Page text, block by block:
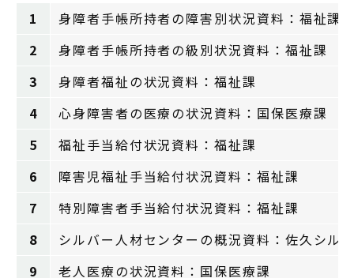
1
身障者手帳所持者の障害別状況資料：福祉課
2
身障者手帳所持者の級別状況資料：福祉課
3
身障者福祉の状況資料：福祉課
4
心身障害者の医療の状況資料：国保医療課
5
福祉手当給付状況資料：福祉課
6
障害児福祉手当給付状況資料：福祉課
7
特別障害者手当給付状況資料：福祉課
8
シルバー人材センターの概況資料：佐久シル
9
老人医療の状況資料：国保医療課